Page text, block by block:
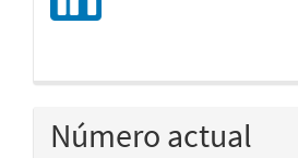
Número actual